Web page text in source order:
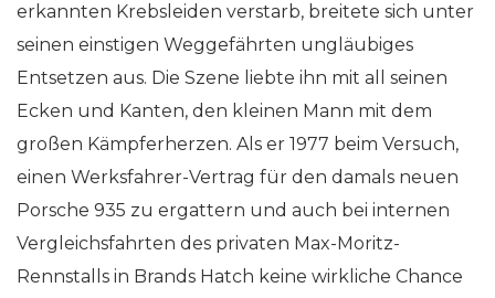
erkannten Krebsleiden verstarb, breitete sich unter
seinen einstigen Weggefährten ungläubiges
Entsetzen aus. Die Szene liebte ihn mit all seinen
Ecken und Kanten, den kleinen Mann mit dem
großen Kämpferherzen. Als er 1977 beim Versuch,
einen Werksfahrer-Vertrag für den damals neuen
Porsche 935 zu ergattern und auch bei internen
Vergleichsfahrten des privaten Max-Moritz-
Rennstalls in Brands Hatch keine wirkliche Chance